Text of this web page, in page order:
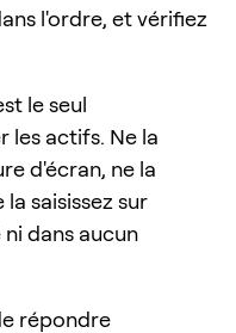
l'ordre, et vérifiez
le seul
les actifs. Ne la
d'écran, ne la
saisissez sur
dans aucun
répondre